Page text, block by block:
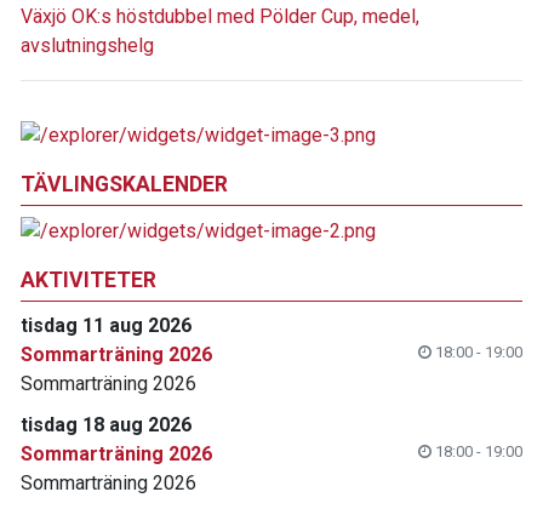
Växjö OK:s höstdubbel med Pölder Cup, medel,
avslutningshelg
TÄVLINGSKALENDER
AKTIVITETER
tisdag 11 aug 2026
Sommarträning 2026
18:00 - 19:00
Sommarträning 2026
tisdag 18 aug 2026
Sommarträning 2026
18:00 - 19:00
Sommarträning 2026